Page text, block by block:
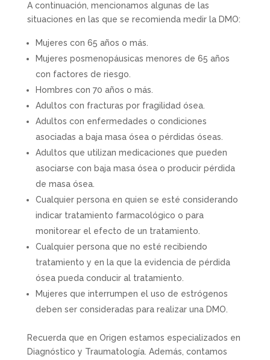
A continuación, mencionamos algunas de las
situaciones en las que se recomienda medir la DMO:
Mujeres con 65 años o más.
Mujeres posmenopáusicas menores de 65 años
con factores de riesgo.
Hombres con 70 años o más.
Adultos con fracturas por fragilidad ósea.
Adultos con enfermedades o condiciones
asociadas a baja masa ósea o pérdidas óseas.
Adultos que utilizan medicaciones que pueden
asociarse con baja masa ósea o producir pérdida
de masa ósea.
Cualquier persona en quien se esté considerando
indicar tratamiento farmacológico o para
monitorear el efecto de un tratamiento.
Cualquier persona que no esté recibiendo
tratamiento y en la que la evidencia de pérdida
ósea pueda conducir al tratamiento.
Mujeres que interrumpen el uso de estrógenos
deben ser consideradas para realizar una DMO.
Recuerda que en Origen estamos especializados en
Diagnóstico y Traumatología. Además, contamos